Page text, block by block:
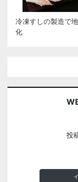
冷凍すしの製造で
化
投